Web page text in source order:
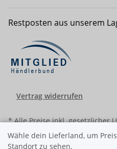
Wähle dein Lieferland, um
Standort zu sehen.
Restposten aus unserem
Vertrag widerrufen
* Alle Preise inkl. gesetzlicher
© Ralf Schwarzbach - diekleinewerft